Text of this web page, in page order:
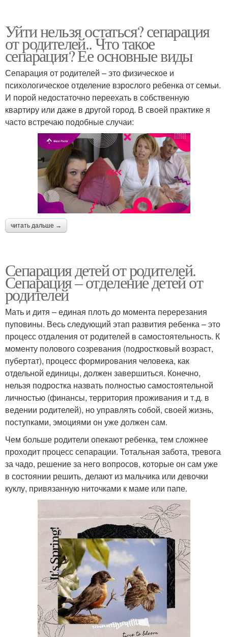
Уйти нельзя остаться? сепарация
от родителей.. Что такое
сепарация? Ее основные виды
Сепарация от родителей – это физическое и
психологическое отделение взрослого ребенка от семьи.
И порой недостаточно переехать в собственную
квартиру или даже в другой город. В своей практике я
часто встречаю подобные случаи:
читать дальше →
Сепарация детей от родителей.
Сепарация – отделение детей от
родителей
Мать и дитя – единая плоть до момента перерезания
пуповины. Весь следующий этап развития ребенка – это
процесс отдаления от родителей в самостоятельность. К
моменту полового созревания (подростковый возраст,
пубертат), процесс формирования человека, как
отдельной единицы, должен завершиться. Конечно,
нельзя подростка назвать полностью самостоятельной
личностью (финансы, территория проживания и т.д. в
ведении родителей), но управлять собой, своей жизнь,
поступками, эмоциями он уже должен сам.
Чем больше родители опекают ребенка, тем сложнее
проходит процесс сепарации. Тотальная забота, тревога
за чадо, решение за него вопросов, которые он сам уже
в состоянии решить, делают из мальчика или девочки
куклу, привязанную ниточками к маме или папе.